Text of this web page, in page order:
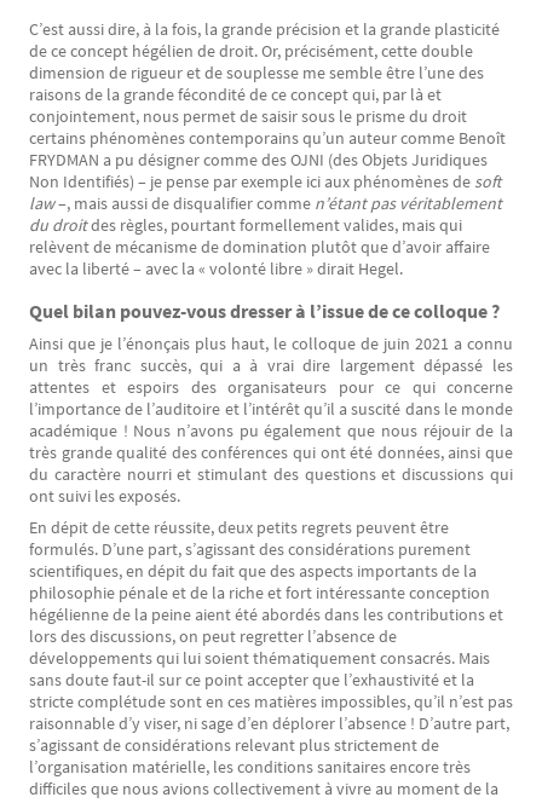
C’est aussi dire, à la fois, la grande précision et la grande plasticité
de ce concept hégélien de droit. Or, précisément, cette double
dimension de rigueur et de souplesse me semble être l’une des
raisons de la grande fécondité de ce concept qui, par là et
conjointement, nous permet de saisir sous le prisme du droit
certains phénomènes contemporains qu’un auteur comme Benoît
FRYDMAN a pu désigner comme des OJNI (des Objets Juridiques
Non Identifiés) – je pense par exemple ici aux phénomènes de soft
law–, mais aussi de disqualifier comme n’étant pas véritablement
du droitdes règles, pourtant formellement valides, mais qui
relèvent de mécanisme de domination plutôt que d’avoir affaire
avec la liberté – avec la « volonté libre » dirait Hegel.
Quel bilan pouvez-vous dresser à l’issue de ce colloque ?
Ainsi que je l’énonçais plus haut, le colloque de juin 2021 a connu
un très franc succès, qui a à vrai dire largement dépassé les
attentes et espoirs des organisateurs pour ce qui concerne
l’importance de l’auditoire et l’intérêt qu’il a suscité dans le monde
académique ! Nous n’avons pu également que nous réjouir de la
très grande qualité des conférences qui ont été données, ainsi que
du caractère nourri et stimulant des questions et discussions qui
ont suivi les exposés.
En dépit de cette réussite, deux petits regrets peuvent être
formulés. D’une part, s’agissant des considérations purement
scientifiques, en dépit du fait que des aspects importants de la
philosophie pénale et de la riche et fort intéressante conception
hégélienne de la peine aient été abordés dans les contributions et
lors des discussions, on peut regretter l’absence de
développements qui lui soient thématiquement consacrés. Mais
sans doute faut-il sur ce point accepter que l’exhaustivité et la
stricte complétude sont en ces matières impossibles, qu’il n’est pas
raisonnable d’y viser, ni sage d’en déplorer l’absence ! D’autre part,
s’agissant de considérations relevant plus strictement de
l’organisation matérielle, les conditions sanitaires encore très
difficiles que nous avions collectivement à vivre au moment de la